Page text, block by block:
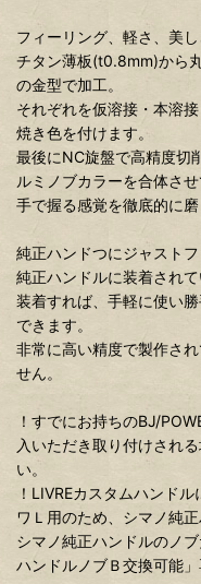
フィーリング、軽さ、美
チタン薄板(t0.8mm)から
の金型で加工。
それぞれを仮溶接・本溶
焼き色を付けます。
最後にNC旋盤で高精度切
ルミノブカラーを合体させ
手で握る感覚を徹底的に
純正ハンドつにジャストフ
純正ハンドルに装着され
装着すれば、手軽に使い
できます。
非常に高い精度で製作さ
せん。
！すでにお持ちのBJ/
入いただき取り付けされ
い。
！LIVREカスタムハンド
ワＬ用のため、シマノ純
シマノ純正ハンドルのノ
ハンドルノブＢ交換可能